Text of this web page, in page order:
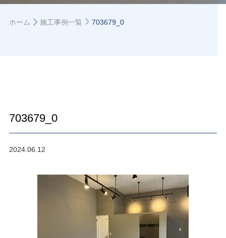
ホーム 施工事例一覧 703679_0
703679_0
2024.06.12